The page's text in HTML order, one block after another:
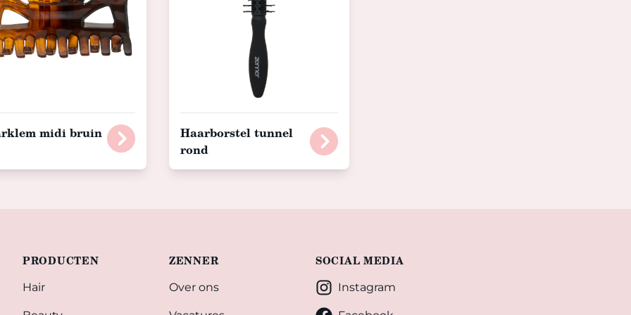
midi bruin
Haarborstel tunnel
rond
PRODUCTEN
Hair
ZENNER
Over ons
SOCIAL MEDIA
Instagram